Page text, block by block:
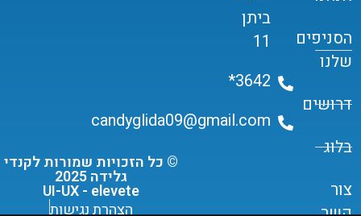
הסניפים
שלנו
דרושים
בלוג
צור
ביתן
11
3642*
candyglida09@gmail.com
הצהרת נגישות
© כל הזכויות שמורות לקנדי
גלידה 2025
UI-UX - elevete